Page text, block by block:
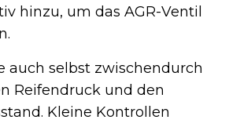
hinzu, um das AGR-Ventil
auch selbst zwischendurch
Reifendruck und den
Kleine Kontrollen